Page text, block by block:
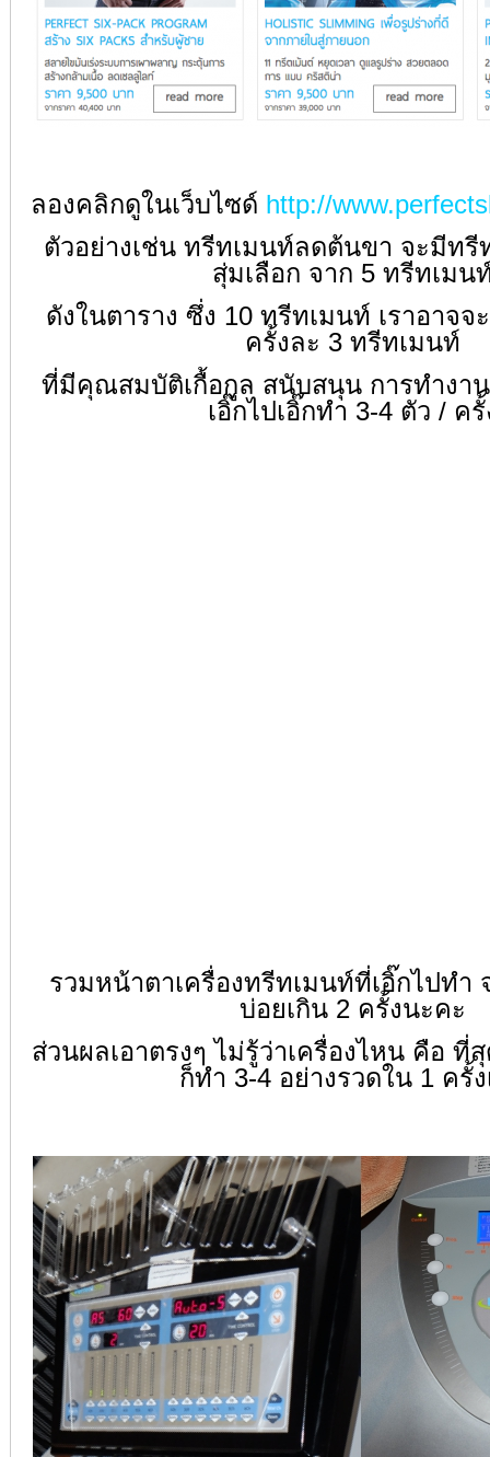
ลองคลิกดูในเว็บไซด์ http://
ตัวอย่างเช่น ทรีทเมนท์ลดต้นขา จะมีทรี
สุ่มเลือก จาก 5 ทรีทเมน
ดังในตาราง ซึ่ง 10 ทรีทเมนท์ เราอาจจ
ครั้งละ 3 ทรีทเมนท์
ที่มีคุณสมบัติเกื้อกูล สนับสนุน การทำงา
เอิ๊กไปเอิ๊กทำ 3-4 ตัว / ครั้
รวมหน้าตาเครื่องทรีทเมนท์ที่เอิ๊กไปทำ
บ่อยเกิน 2 ครั้งนะคะ
ส่วนผลเอาตรงๆ ไม่รู้ว่าเครื่องไหน คือ ที่
ก็ทำ 3-4 อย่างรวดใน 1 ครั้ง